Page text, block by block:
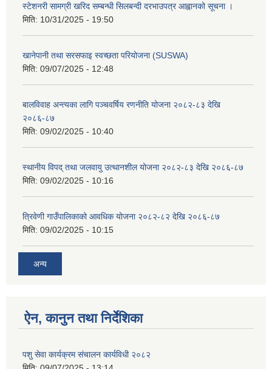
स्टेशनरी सामग्री खरिद सम्बन्धी सिलबन्दी दरभाउपत्र आह्वानको सूचना ।
मिति: 10/31/2025 - 19:50
खानेपानी तथा सरसफाइ स्वच्छता परियोजना (SUSWA)
मिति: 09/07/2025 - 12:48
बालविवाह अन्त्यका लागि पञ्चवर्षिय रणनीति योजना २०८२-८३ देखि
२०८६-८७
मिति: 09/02/2025 - 10:40
स्थानीय विपद् तथा जलवायु उत्थानशील योजना २०८२-८३ देखि २०८६-८७
मिति: 09/02/2025 - 10:16
त्रिवेणी गाउँपालिकाको आवधिक योजना २०८२-८२ देखि २०८६-८७
मिति: 09/02/2025 - 10:15
अन्य
ऐन, कानुन तथा निर्देशिका
पशु सेवा कार्यक्रम संचालन कार्यविधी २०८२